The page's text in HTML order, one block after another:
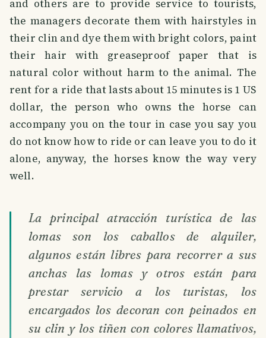
and others are to provide service to tourists,
the managers decorate them with hairstyles in
their clin and dye them with bright colors, paint
their hair with greaseproof paper that is
natural color without harm to the animal. The
rent for a ride that lasts about 15 minutes is 1 US
dollar, the person who owns the horse can
accompany you on the tour in case you say you
do not know how to ride or can leave you to do it
alone, anyway, the horses know the way very
well.
La principal atracción turística de las
lomas son los caballos de alquiler,
algunos están libres para recorrer a sus
anchas las lomas y otros están para
prestar servicio a los turistas, los
encargados los decoran con peinados en
su clin y los tiñen con colores llamativos,